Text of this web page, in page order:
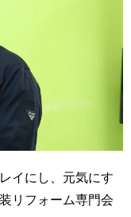
イにし、元気にす
リフォーム専門会